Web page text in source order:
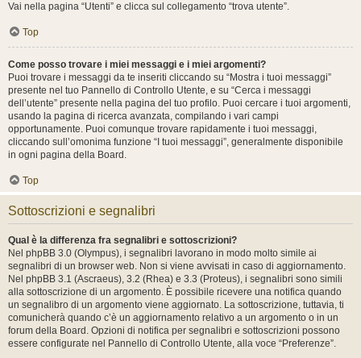
Vai nella pagina “Utenti” e clicca sul collegamento “trova utente”.
Top
Come posso trovare i miei messaggi e i miei argomenti?
Puoi trovare i messaggi da te inseriti cliccando su “Mostra i tuoi messaggi”
presente nel tuo Pannello di Controllo Utente, e su “Cerca i messaggi
dell’utente” presente nella pagina del tuo profilo. Puoi cercare i tuoi argomenti,
usando la pagina di ricerca avanzata, compilando i vari campi
opportunamente. Puoi comunque trovare rapidamente i tuoi messaggi,
cliccando sull’omonima funzione “I tuoi messaggi”, generalmente disponibile
in ogni pagina della Board.
Top
Sottoscrizioni e segnalibri
Qual è la differenza fra segnalibri e sottoscrizioni?
Nel phpBB 3.0 (Olympus), i segnalibri lavorano in modo molto simile ai
segnalibri di un browser web. Non si viene avvisati in caso di aggiornamento.
Nel phpBB 3.1 (Ascraeus), 3.2 (Rhea) e 3.3 (Proteus), i segnalibri sono simili
alla sottoscrizione di un argomento. È possibile ricevere una notifica quando
un segnalibro di un argomento viene aggiornato. La sottoscrizione, tuttavia, ti
comunicherà quando c’è un aggiornamento relativo a un argomento o in un
forum della Board. Opzioni di notifica per segnalibri e sottoscrizioni possono
essere configurate nel Pannello di Controllo Utente, alla voce “Preferenze”.